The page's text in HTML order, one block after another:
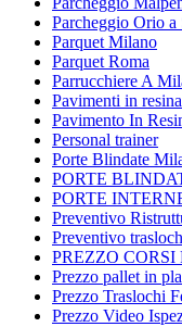
Parcheggio Orio a
Parquet Milano
Parquet Roma
Parrucchiere A
Pavimenti in
Pavimento In
Personal trainer
Porte Blindate
PORTE
PORTE
Preventivo
Preventivo
PREZZO
Prezzo pallet in
Prezzo Traslochi
Prezzo Video